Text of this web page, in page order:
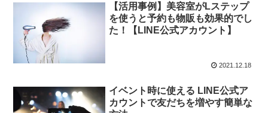
【活用事例】美容室がLステップ
を使うと予約も物販も効果的でし
た！【LINE公式アカウント】
2021.12.18
イベント時に使える LINE公式ア
カウントで友だちを増やす簡単な